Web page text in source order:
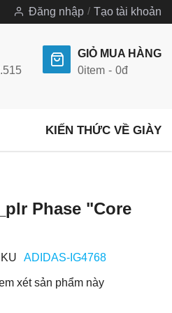
Đăng nhập Tạo tài khoản
GIỎ MUA HÀNG
0item 0đ
KIẾN THỨC VỀ GIÀY
Phase "Core
ADIDAS-IG4768
xét sản phẩm này